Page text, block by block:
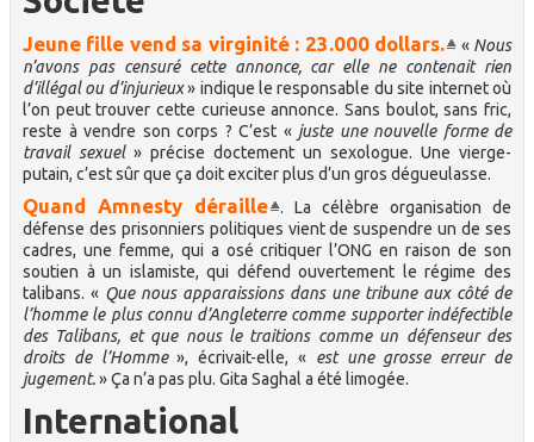
Jeune fille vend sa virginité : 23.000 dollars. « Nous
n’avons pas censuré cette annonce, car elle ne contenait rien
d’illégal ou d’injurieux» indique le responsable du site internet où
l’on peut trouver cette curieuse annonce. Sans boulot, sans fric,
reste à vendre son corps ? C’est « juste une nouvelle forme de
travail sexuel» précise doctement un sexologue. Une vierge-
putain, c’est sûr que ça doit exciter plus d’un gros dégueulasse.
Quand Amnesty déraille
. La célèbre organisation de
défense des prisonniers politiques vient de suspendre un de ses
cadres, une femme, qui a osé critiquer l’ONG en raison de son
soutien à un islamiste, qui défend ouvertement le régime des
talibans. « Que nous apparaissions dans une tribune aux côté de
l’homme le plus connu d’Angleterre comme supporter indéfectible
des Talibans, et que nous le traitions comme un défenseur des
droits de l’Homme», écrivait-elle, « est une grosse erreur de
jugement.» Ça n’a pas plu. Gita Saghal a été limogée.
International